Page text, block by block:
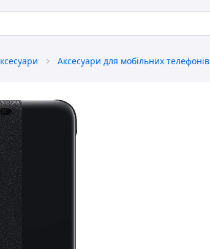
Аксесуари для мобільних телефонів